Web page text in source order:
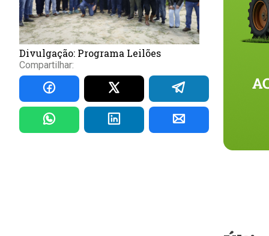
Divulgação: Programa Leilões
Compartilhar: